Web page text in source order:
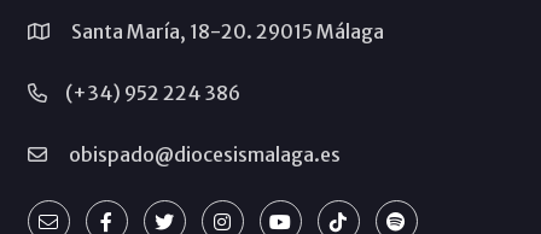
Santa María, 18-20. 29015 Málaga
(+34) 952 224 386
obispado@diocesismalaga.es